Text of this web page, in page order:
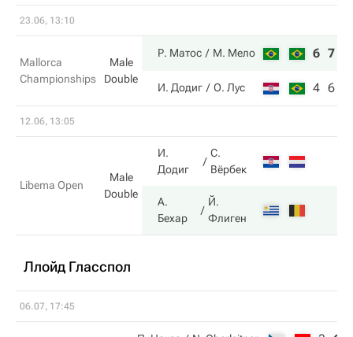
23.06, 13:10
Mallorca
Championships
Male
Double
Р. Матос М. Мело 6 7
И. Додиг О. Лус 4 6
12.06, 13:05
Libema Open
Male
Double
И.
Додиг
С.
Вёрбек
А.
Бехар
Й.
Флиген
Ллойд Гласспол
06.07, 17:45